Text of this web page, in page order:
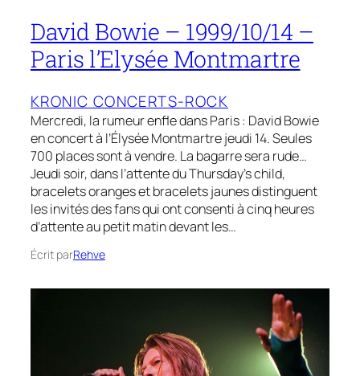
David Bowie – 1999/10/14 –
Paris l’Elysée Montmartre
KRONIC CONCERTS-ROCK
Mercredi, la rumeur enfle dans Paris : David Bowie
en concert à l’Élysée Montmartre jeudi 14. Seules
700 places sont à vendre. La bagarre sera rude…
Jeudi soir, dans l’attente du Thursday’s child,
bracelets oranges et bracelets jaunes distinguent
les invités des fans qui ont consenti à cinq heures
d’attente au petit matin devant les…
Écrit parRehve